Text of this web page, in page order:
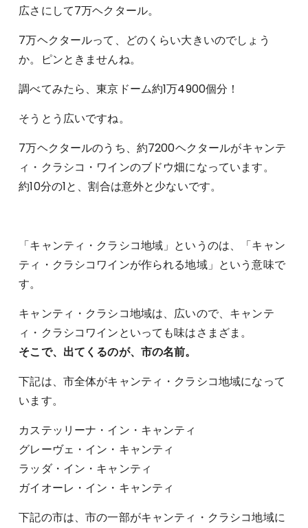
広さにして7万ヘクタール。
7万ヘクタールって、どのくらい大きいのでしょう
か。ピンときませんね。
調べてみたら、東京ドーム約1万4900個分！
そうとう広いですね。
7万ヘクタールのうち、約7200ヘクタールがキャンテ
ィ・クラシコ・ワインのブドウ畑になっています。
約10分の1と、割合は意外と少ないです。
「キャンティ・クラシコ地域」というのは、「キャン
ティ・クラシコワインが作られる地域」という意味で
す。
キャンティ・クラシコ地域は、広いので、キャンテ
ィ・クラシコワインといっても味はさまざま。
そこで、出てくるのが、市の名前。
下記は、市全体がキャンティ・クラシコ地域になって
います。
カステッリーナ・イン・キャンティ
グレーヴェ・イン・キャンティ
ラッダ・イン・キャンティ
ガイオーレ・イン・キャンティ
下記の市は、市の一部がキャンティ・クラシコ地域に